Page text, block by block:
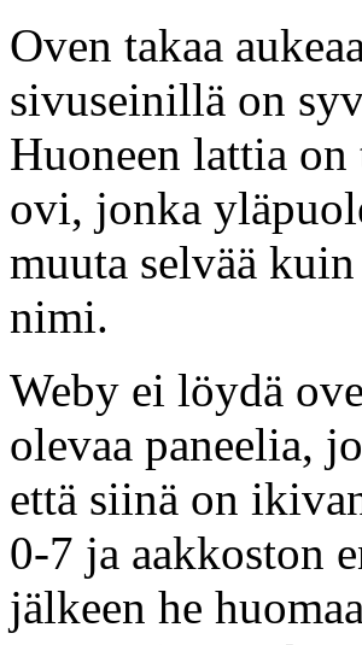
Oven takaa
sivuseinillä on
Huoneen lattia on
ovi, jonka
muuta selvää
nimi.
Weby ei löydä
olevaa paneelia,
että siinä on
0-7 ja aakkoston
jälkeen he